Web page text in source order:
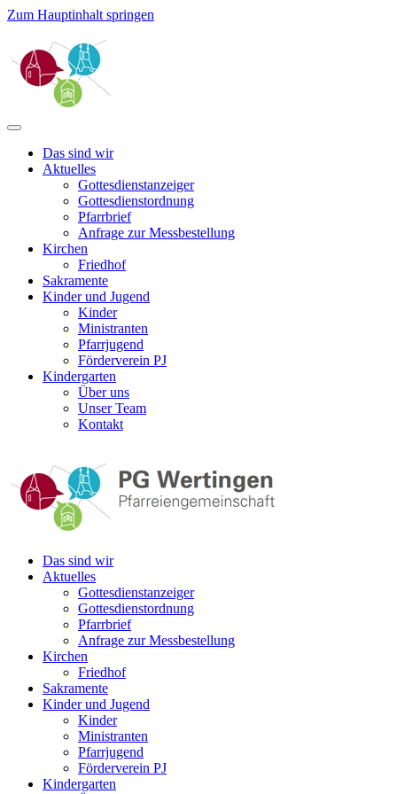
Zum Hauptinhalt springen
Das sind wir
Aktuelles
Gottesdienstanzeiger
Gottesdienstordnung
Pfarrbrief
Anfrage zur Messbestellung
Kirchen
Friedhof
Sakramente
Kinder und Jugend
Kinder
Ministranten
Pfarrjugend
Förderverein PJ
Kindergarten
Über uns
Unser Team
Kontakt
Das sind wir
Aktuelles
Gottesdienstanzeiger
Gottesdienstordnung
Pfarrbrief
Anfrage zur Messbestellung
Kirchen
Friedhof
Sakramente
Kinder und Jugend
Kinder
Ministranten
Pfarrjugend
Förderverein PJ
Kindergarten